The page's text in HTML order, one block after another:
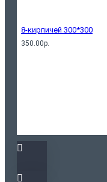
8-кирпичей 300*300
350.00р.